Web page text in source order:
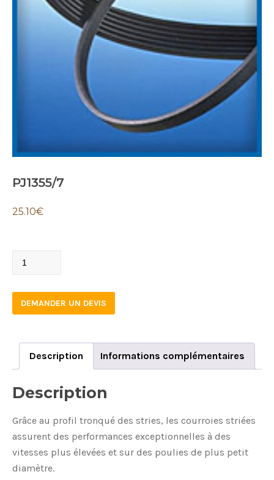
PJ1355/7
25.10€
PJ1355/7
DEMANDER UN DEVIS
Description Informations complémentaires
Description
Grâce au profil tronqué des stries, les courroies striées
assurent des performances exceptionnelles à des
vitesses plus élevées et sur des poulies de plus petit
diamètre.